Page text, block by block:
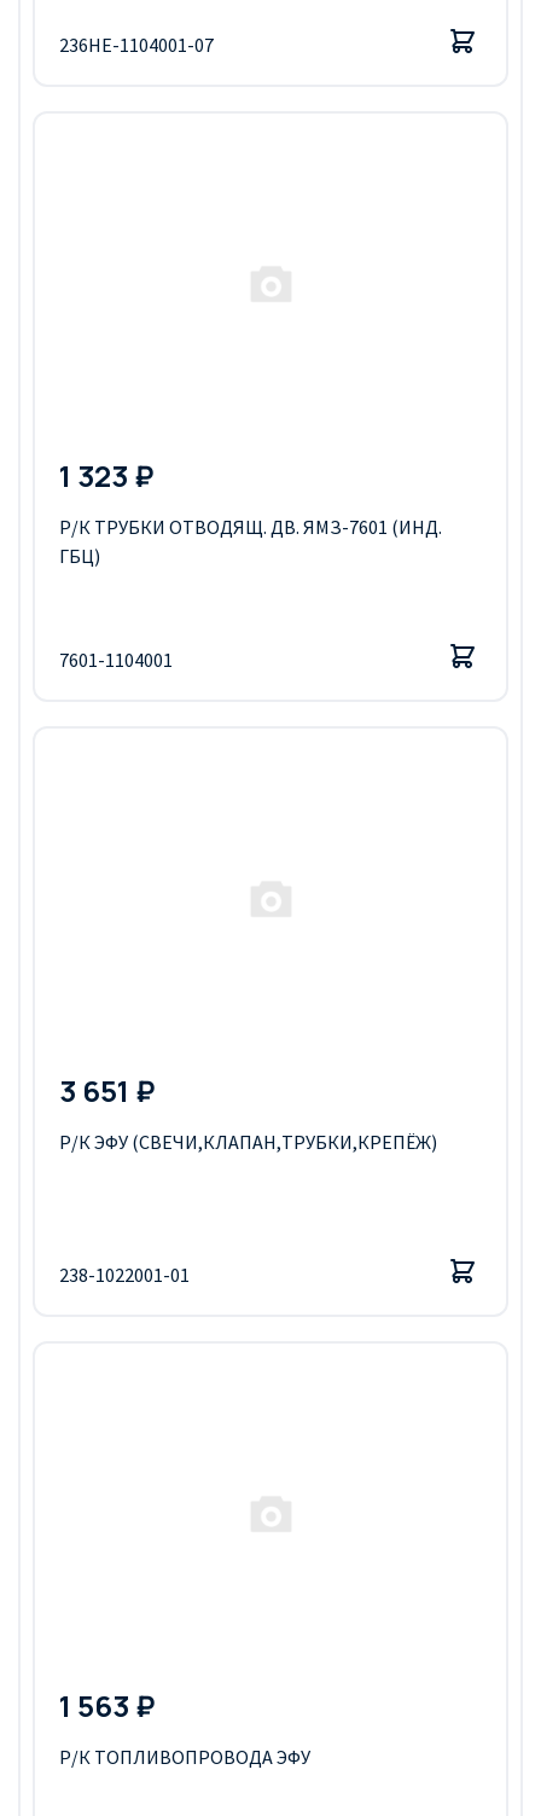
236НЕ-1104001-07
1 323 ₽
Р/К ТРУБКИ ОТВОДЯЩ. ДВ. ЯМЗ-7601 (ИНД.
ГБЦ)
7601-1104001
3 651 ₽
Р/К ЭФУ (СВЕЧИ,КЛАПАН,ТРУБКИ,КРЕПЁЖ)
238-1022001-01
1 563 ₽
Р/К ТОПЛИВОПРОВОДА ЭФУ